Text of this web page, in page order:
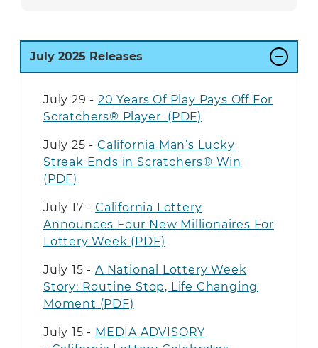
July 2025 Releases
July 29 -20 Years Of Play Pays Off For
Scratchers® Player (PDF)
July 25 -California Man’s Lucky
Streak Ends in Scratchers® Win
(PDF)
July 17 - California Lottery
Announces Four New Millionaires For
Lottery Week (PDF)
July 15 - A National Lottery Week
Story: Routine Stop, Life Changing
Moment (PDF)
July 15 - MEDIA ADVISORY